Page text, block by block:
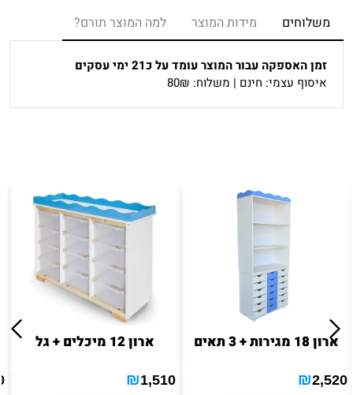
משלוחים מידות המוצר למה המוצר תורם?
זמן האספקה עבור המוצר עומד על כ21 ימי עסקים
איסוף עצמי: חינם | משלוח: 80₪
ארון 12 מיכלים + גל
₪1,510
ארון 18 מגירות + 3 תאים
₪2,520